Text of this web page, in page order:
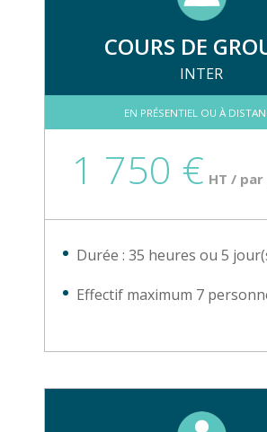
COURS DE
INTER
EN PRÉSENTIEL OU À
1 750 € HT /
Durée : 35 heures ou 5
Effectif maximum 7